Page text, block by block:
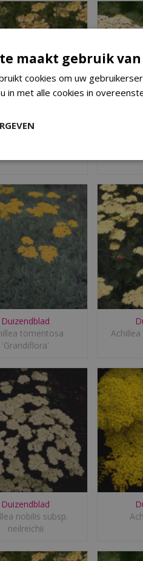
Duizendblad
tomentosa
'Grandiflora'
Duizendblad
nobilis subsp.
neilreichii
maakt gebruik van
cookies om uw
in met alle cookies in